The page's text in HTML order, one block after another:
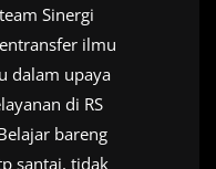
Sinergi
ilmu
dalam upaya
di RS
bareng
santai, tidak